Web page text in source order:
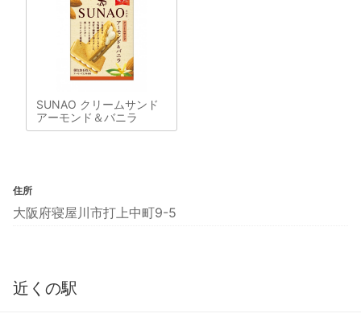
SUNAO クリームサンド
アーモンド＆バニラ
住所
大阪府寝屋川市打上中町9-5
近くの駅